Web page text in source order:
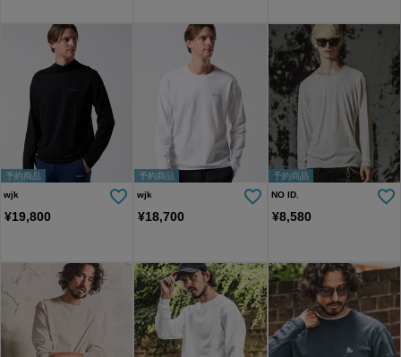
予約商品
wjk
¥19,800
予約商品
wjk
¥18,700
予約商品
NO ID.
¥8,580